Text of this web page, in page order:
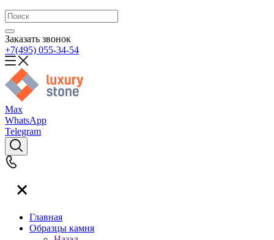
Заказать звонок
+7(495) 055-34-54
Max
WhatsApp
Telegram
Главная
Образцы камня